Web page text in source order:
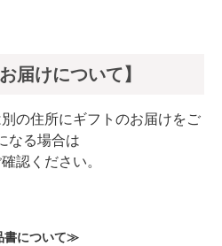
届けについて】
の住所にギフトのお届けをご
なる場合は
認ください。
について≫